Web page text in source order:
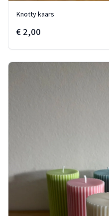
Knotty kaars
€ 2,00